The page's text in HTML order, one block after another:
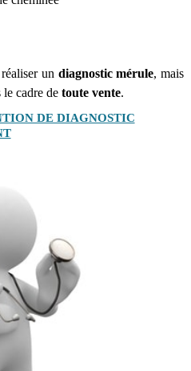
un diagnostic mérule, mais
cadre de toute vente.
DE DIAGNOSTIC